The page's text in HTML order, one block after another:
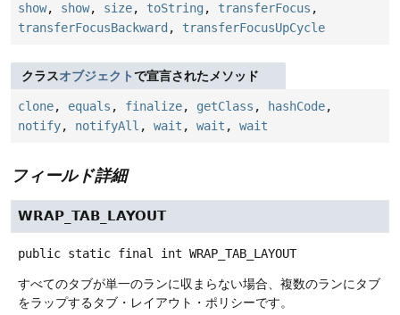
show, show, size, toString , transferFocus ,
transferFocusBackward , transferFocusUpCycle
クラスオブジェクトで宣言されたメソッド
clone, equals , finalize, getClass , hashCode,
notify, notifyAll , wait , wait , wait
フィールド詳細
WRAP_TAB_LAYOUT
public static final int WRAP_TAB_LAYOUT
すべてのタブが単一のランに収まらない場合、複数のランにタブ
をラップするタブ・レイアウト・ポリシーです。